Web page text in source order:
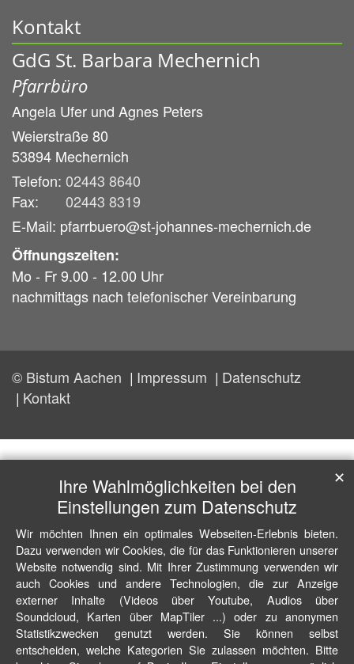
Kontakt
GdG St. Barbara Mechernich
Pfarrbüro
Angela Ufer und Agnes Peters
Weierstraße 80
53894 Mechernich
Telefon: 02443 8640
Fax:
02443 8319
E-Mail: pfarrbuero@st-johannes-mechernich.de
Öffnungszeiten:
Mo - Fr 9.00 - 12.00 Uhr
nachmittags nach telefonischer Vereinbarung
© Bistum Aachen Impressum
Datenschutz
Kontakt
Ihre Wahlmöglichkeiten bei den
Einstellungen zum Datenschutz
Wir möchten Ihnen ein optimales Webseiten-Erlebnis bieten.
Dazu verwenden wir Cookies, die für das Funktionieren unserer
Website notwendig sind. Mit Ihrer Zustimmung verwenden wir
auch Cookies und andere Technologien, die zur Anzeige
externer Inhalte (Videos über Youtube, Audios über
Soundcloud, Karten über MapTiler ...) oder zu anonymen
Statistikzwecken genutzt werden. Sie können selbst
entscheiden, welche Kategorien Sie zulassen möchten. Bitte
✕